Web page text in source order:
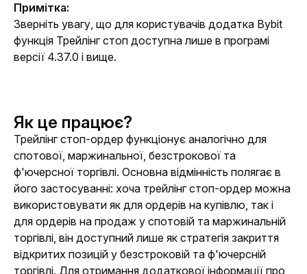
Примітка:
Зверніть увагу, що для користувачів додатка Bybit
функція Трейлінг стоп доступна лише в програмі
версії 4.37.0 і вище.
Як це працює?
Трейлінг стоп-ордер функціонує аналогічно для
спотової, маржинальної, безстрокової та
ф'ючерсної торгівлі. Основна відмінність полягає в
його застосуванні: хоча трейлінг стоп-ордер можна
використовувати як для ордерів на купівлю, так і
для ордерів на продаж у спотовій та маржинальній
торгівлі, він доступний лише як стратегія закриття
відкритих позицій у безстроковій та ф'ючерсній
торгівлі. Для отримання додаткової інформації про